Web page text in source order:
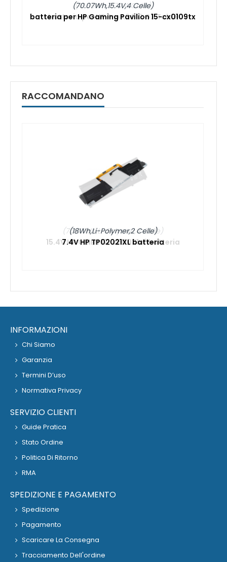
(70.07Wh,15.4V,4 Celle)
batteria per HP Gaming Pavilion 15-cx0109tx
RACCOMANDANO
(18Wh,Li-Polymer,2 Celle)
7.4V HP TP02021XL batteria
INFORMAZIONI
Chi Siamo
Garanzia
Termini D’uso
Normativa Privacy
SERVIZIO CLIENTI
Guide Pratica
Stato Ordine
Politica Di Ritorno
RMA
SPEDIZIONE E PAGAMENTO
Spedizione
Pagamento
Scaricare La Consegna
Tracciamento Dell'ordine